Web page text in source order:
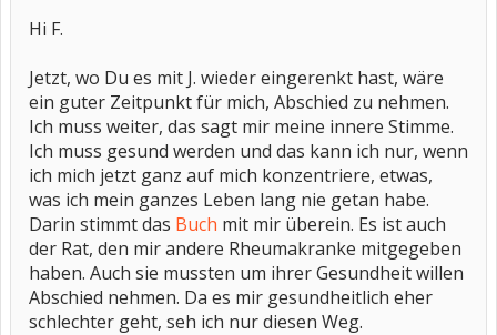
Hi F.
Jetzt, wo Du es mit J. wieder eingerenkt hast, wäre
ein guter Zeitpunkt für mich, Abschied zu nehmen.
Ich muss weiter, das sagt mir meine innere Stimme.
Ich muss gesund werden und das kann ich nur, wenn
ich mich jetzt ganz auf mich konzentriere, etwas,
was ich mein ganzes Leben lang nie getan habe.
Darin stimmt das Buch mit mir überein. Es ist auch
der Rat, den mir andere Rheumakranke mitgegeben
haben. Auch sie mussten um ihrer Gesundheit willen
Abschied nehmen. Da es mir gesundheitlich eher
schlechter geht, seh ich nur diesen Weg.